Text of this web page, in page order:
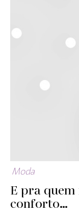
Moda
E pra
conforto…